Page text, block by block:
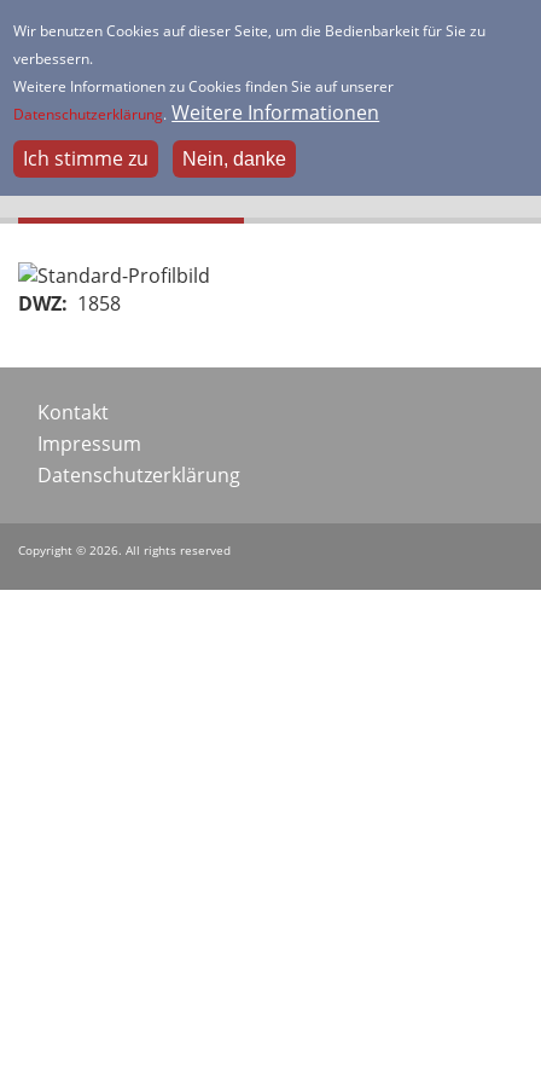
Wir benutzen Cookies auf dieser Seite, um die Bedienbarkeit für Sie zu
verbessern.
Weitere Informationen zu Cookies finden Sie auf unserer
Datenschutzerklärung. Weitere Informationen
Ich stimme zu
Nein, danke
zum
Inhalt
HSK Lister Turm
Philip Günther
Portraitbild
DWZ
1858
Footer
menu
Kontakt
Impressum
Datenschutzerklärung
Copyright © 2026. All rights reserved